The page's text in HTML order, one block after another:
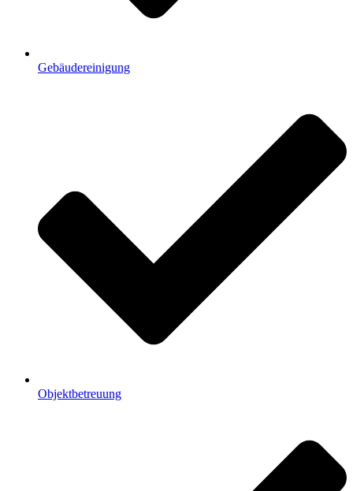
Gebäudereinigung
Objektbetreuung